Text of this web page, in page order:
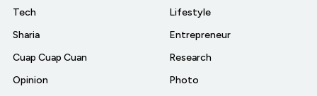
Tech
Sharia
Cuap Cuap Cuan
Opinion
Lifestyle
Entrepreneur
Research
Photo